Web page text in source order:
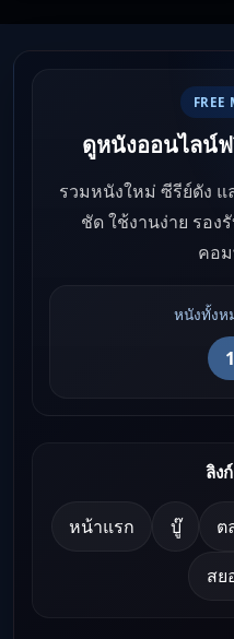
FREE
ดูหนังออนไลน์
รวมหนังใหม่ ซีรีย์ดัง
ชัด ใช้งานง่าย รอง
คอ
หนังทั้งห
ลิง
หน้าแรก บู๊ ต
สย